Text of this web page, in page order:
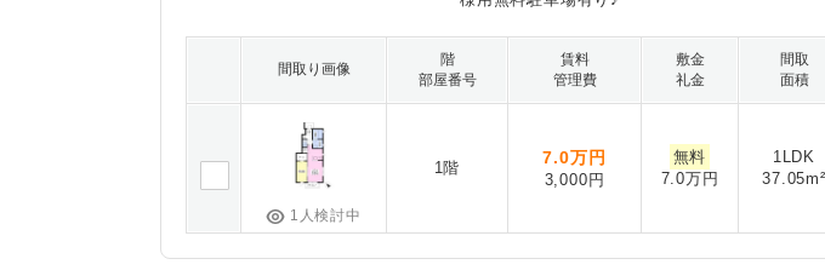
間取り画像
階
部屋番号
賃料
管理費
敷金
礼金
間取
面積
1人検討中
1階
7.0万円
3,000円
無料
7.0万円
1LDK
37.05m²